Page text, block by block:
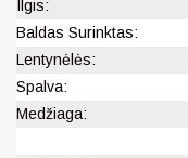
Ilgis:
Baldas Surinktas:
Lentynėlės:
Spalva:
Medžiaga: